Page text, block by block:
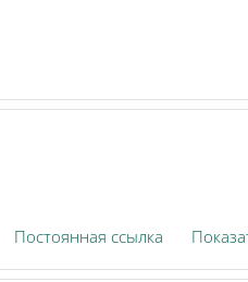
Постоянная ссылка